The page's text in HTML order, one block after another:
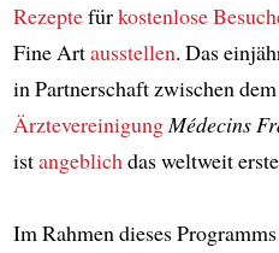
Rezeptefürkostenlose
Fine Artausstellen. Das
in Partnerschaft zwischen
ÄrztevereinigungMédecins
istangeblichdas weltweit
Im Rahmen dieses